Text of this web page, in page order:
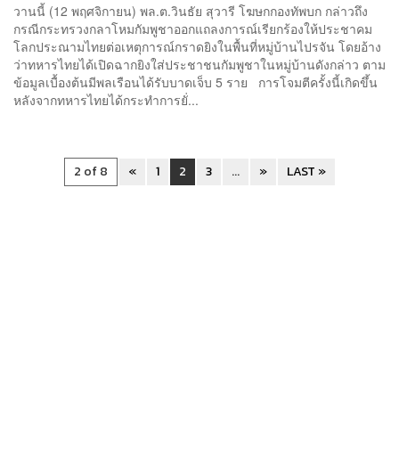
วานนี้ (12 พฤศจิกายน) พล.ต.วินธัย สุวารี โฆษกกองทัพบก กล่าวถึง
กรณีกระทรวงกลาโหมกัมพูชาออกแถลงการณ์เรียกร้องให้ประชาคม
โลกประณามไทยต่อเหตุการณ์กราดยิงในพื้นที่หมู่บ้านไปรจัน โดยอ้าง
ว่าทหารไทยได้เปิดฉากยิงใส่ประชาชนกัมพูชาในหมู่บ้านดังกล่าว ตาม
ข้อมูลเบื้องต้นมีพลเรือนได้รับบาดเจ็บ 5 ราย การโจมตีครั้งนี้เกิดขึ้น
หลังจากทหารไทยได้กระทำการยั่...
2 of 8 « 1 2 3 ... » LAST »